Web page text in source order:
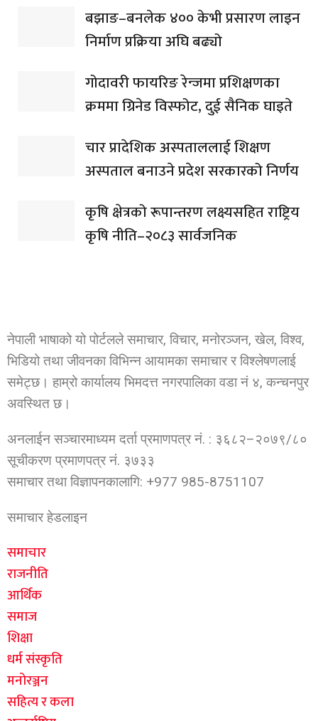
बझाङ–बनलेक ४०० केभी प्रसारण लाइन
निर्माण प्रक्रिया अघि बढ्यो
गोदावरी फायरिङ रेन्जमा प्रशिक्षणका
क्रममा ग्रिनेड विस्फोट, दुई सैनिक घाइते
चार प्रादेशिक अस्पताललाई शिक्षण
अस्पताल बनाउने प्रदेश सरकारको निर्णय
कृषि क्षेत्रको रूपान्तरण लक्ष्यसहित राष्ट्रिय
कृषि नीति–२०८३ सार्वजनिक
नेपाली भाषाको यो पोर्टलले समाचार, विचार, मनोरञ्जन, खेल, विश्व,
भिडियो तथा जीवनका विभिन्न आयामका समाचार र विश्लेषणलाई
समेट्छ। हाम्रो कार्यालय भिमदत्त नगरपालिका वडा नं ४, कन्चनपुर
अवस्थित छ।
अनलाईन सञ्चारमाध्यम दर्ता प्रमाणपत्र नं. : ३६८२–२०७९/८०
सूचीकरण प्रमाणपत्र नं. ३७३३
समाचार तथा विज्ञापनकालागि: +977 985-8751107
समाचार हेडलाइन
समाचार
राजनीति
आर्थिक
समाज
शिक्षा
धर्म संस्कृति
मनोरञ्जन
सहित्य र कला